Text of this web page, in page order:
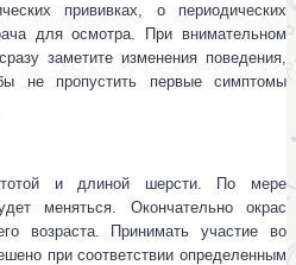
прививках, о периодических
для осмотра. При внимательном
заметите изменения поведения,
не пропустить первые симптомы
и длиной шерсти. По мере
меняться. Окончательно окрас
возраста. Принимать участие во
при соответствии определенным